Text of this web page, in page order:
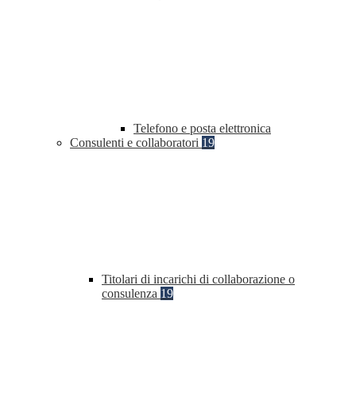
Telefono e posta elettronica
Consulenti e collaboratori 19
Titolari di incarichi di collaborazione o
consulenza 19